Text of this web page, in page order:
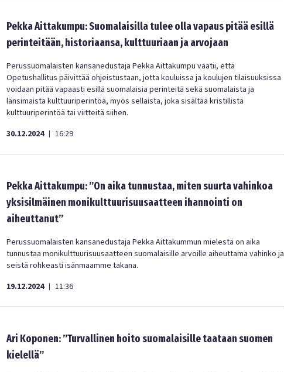
Pekka Aittakumpu: Suomalaisilla tulee olla vapaus pitää esillä
perinteitään, historiaansa, kulttuuriaan ja arvojaan
Perussuomalaisten kansanedustaja Pekka Aittakumpu vaatii, että
Opetushallitus päivittää ohjeistustaan, jotta kouluissa ja koulujen tilaisuuksissa
voidaan pitää vapaasti esillä suomalaisia perinteitä sekä suomalaista ja
länsimaista kulttuuriperintöä, myös sellaista, joka sisältää kristillistä
kulttuuriperintöä tai viitteitä siihen.
30.12.2024 | 16:29
Pekka Aittakumpu: ”On aika tunnustaa, miten suurta vahinkoa
yksisilmäinen monikulttuurisuusaatteen ihannointi on
aiheuttanut”
Perussuomalaisten kansanedustaja Pekka Aittakummun mielestä on aika
tunnustaa monikulttuurisuusaatteen suomalaisille arvoille aiheuttama vahinko ja
seistä rohkeasti isänmaamme takana.
19.12.2024 | 11:36
Ari Koponen: ”Turvallinen hoito suomalaisille taataan suomen
kielellä”